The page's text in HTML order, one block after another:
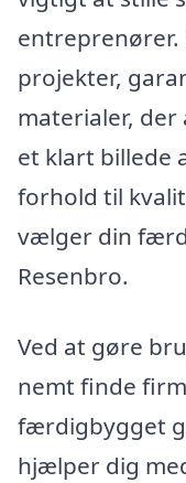
entreprenører.
projekter,
materialer, der
et klart billede
forhold til
vælger din
Resenbro.
Ved at gøre
nemt finde
færdigbygget
hjælper dig